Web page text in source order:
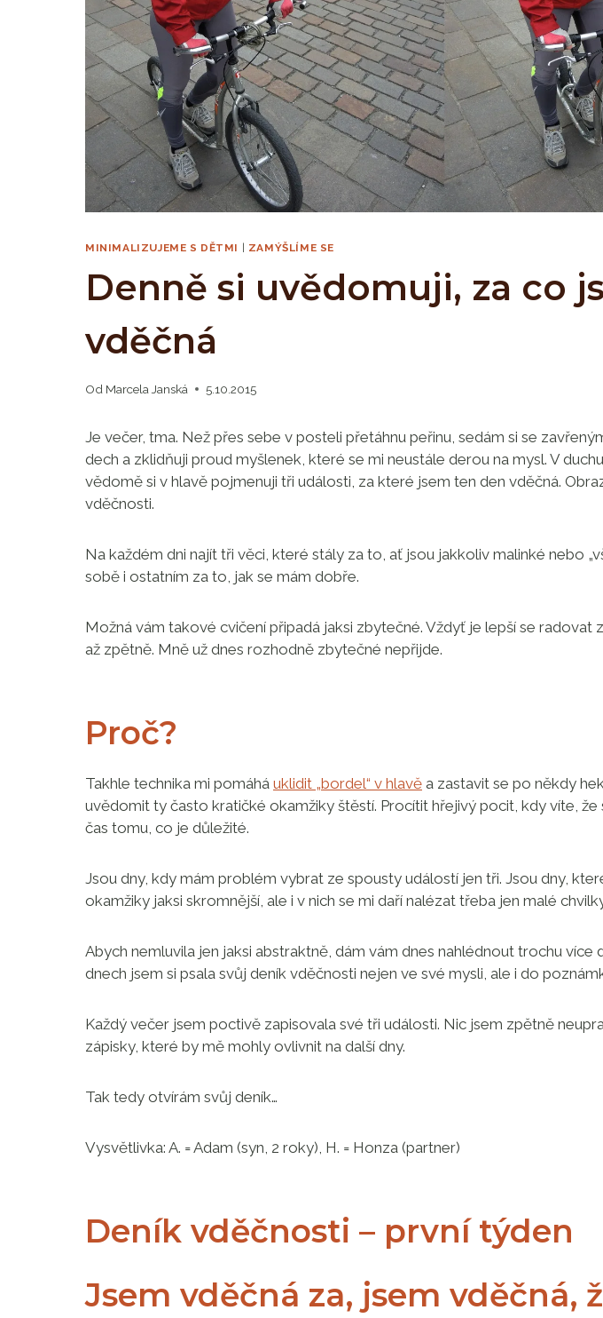
MINIMALIZUJEME S DĚTMI ZAMÝŠLÍME SE
Denně si uvědomuji, za co
vděčná
Od Marcela Janská 5.10.2015
Je večer, tma. Než přes sebe v posteli přetáhnu peřinu, sedám si se
dech a zklidňuji proud myšlenek, které se mi neustále derou na mysl. V
vědomě si v hlavě pojmenuji tři události, za které jsem ten den vděčná.
vděčnosti.
Na každém dni najít tři věci, které stály za to, ať jsou jakkoliv malinké nebo
sobě i ostatním za to, jak se mám dobře.
Možná vám takové cvičení připadá jaksi zbytečné. Vždyť je lepší se radovat
až zpětně. Mně už dnes rozhodně zbytečné nepřijde.
Proč?
Takhle technika mi pomáhá uklidit „bordel“ v hlavě a zastavit se po někdy
uvědomit ty často kratičké okamžiky štěstí. Procítit hřejivý pocit, kdy víte,
čas tomu, co je důležité.
Jsou dny, kdy mám problém vybrat ze spousty událostí jen tři. Jsou dny,
okamžiky jaksi skromnější, ale i v nich se mi daří nalézat třeba jen malé
Abych nemluvila jen jaksi abstraktně, dám vám dnes nahlédnout trochu více
dnech jsem si psala svůj deník vděčnosti nejen ve své mysli, ale i do
Každý večer jsem poctivě zapisovala své tři události. Nic jsem zpětně
zápisky, které by mě mohly ovlivnit na další dny.
Tak tedy otvírám svůj deník…
Vysvětlivka: A. = Adam (syn, 2 roky), H. = Honza (partner)
Deník vděčnosti – první týden
Jsem vděčná za, jsem vděčná,